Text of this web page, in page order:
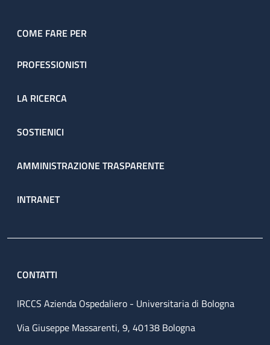
COME FARE PER
PROFESSIONISTI
LA RICERCA
SOSTIENICI
AMMINISTRAZIONE TRASPARENTE
INTRANET
CONTATTI
IRCCS Azienda Ospedaliero - Universitaria di Bologna
Via Giuseppe Massarenti, 9, 40138 Bologna